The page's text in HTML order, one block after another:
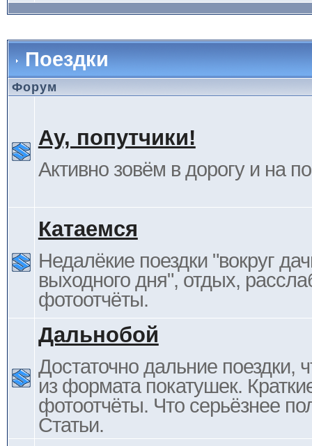
Поездки
Форум
Ау, попутчики!
Активно зовём в дорогу и на
Катаемся
Недалёкие поездки "вокруг
выходного дня", отдых,
фотоотчёты.
Дальнобой
Достаточно дальние поездки,
из формата покатушек.
фотоотчёты. Что серьёзнее
Статьи.